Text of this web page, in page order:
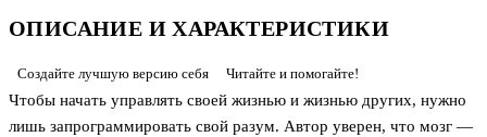
ОПИСАНИЕ И ХАРАКТЕРИСТИКИ
Создайте лучшую версию себя Читайте и помогайте!
Чтобы начать управлять своей жизнью и жизнью других, нужно
лишь запрограммировать свой разум. Автор уверен, что мозг —